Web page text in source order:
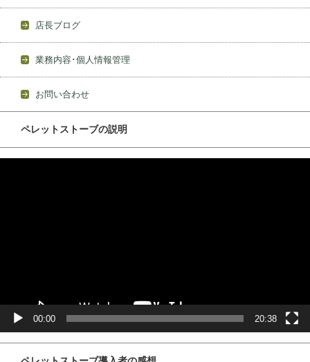
店長ブログ
業務内容･個人情報管理
お問い合わせ
ペレットストーブの説明
00:00 20:38